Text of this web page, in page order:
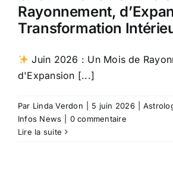
Rayonnement,
Transformation
Juin 2026 : Un Mois de
d'Expansion [...]
Par Linda Verdon 5 juin 2026
Infos News
0 commentaire
Lire la suite